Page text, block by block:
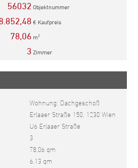
56032 Objektnummer
€ Kaufpreis
78,06 m2
3 Zimmer
Wohnung: Dachgeschoß
Erlaaer Straße 150, 1230 Wien
U6 Erlaaer Straße
3
78,06 qm
6,13 qm